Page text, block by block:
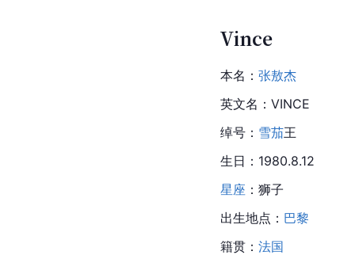
Vince
本名： 张敖杰
英文名：VINCE
绰号： 雪茄王
生日：1980.8.12
星座 ：狮子
出生地点： 巴黎
籍贯： 法国